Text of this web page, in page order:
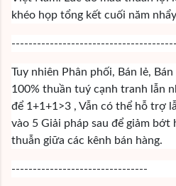
khéo họp tổng kết cuối năm
Tuy nhiên Phân phối, Bán lẻ,
100% thuần tuý cạnh tranh lẫn
để 1+1+1>3 , Vẫn có thể hỗ trợ
vào 5 Giải pháp sau để giảm
thuẫn giữa các kênh bán hàng.
--------------------------------